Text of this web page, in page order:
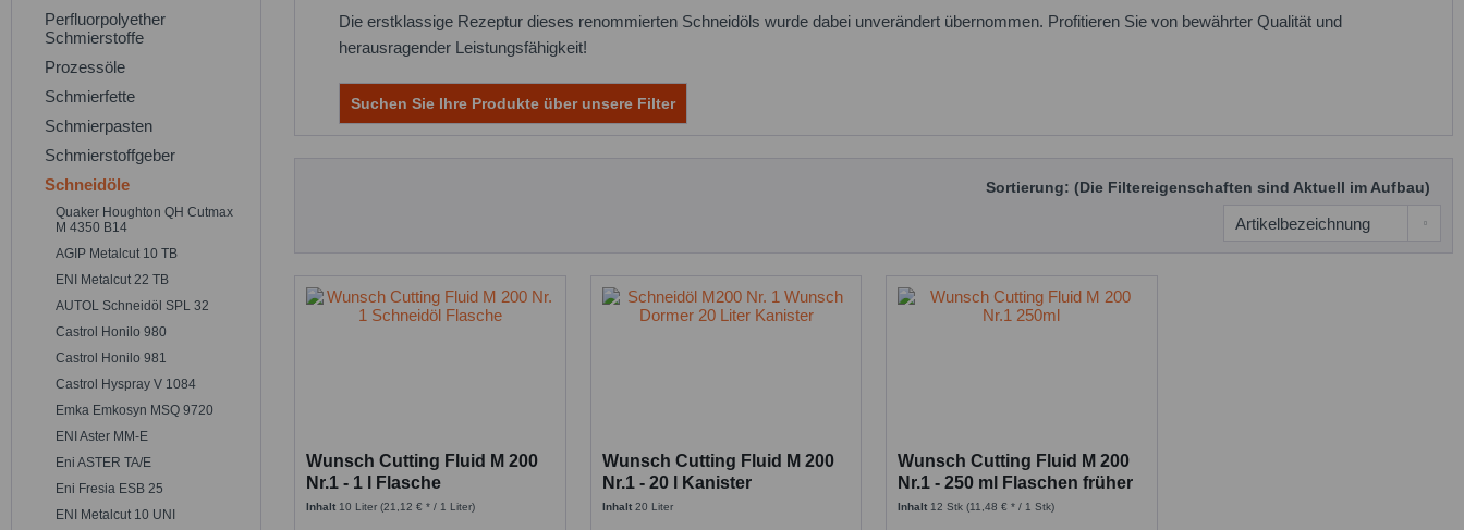
Perfluorpolyether
Schmierstoffe
Prozessöle
Schmierfette
Schmierpasten
Schmierstoffgeber
Schneidöle
Quaker Houghton QH Cutmax
M 4350 B14
AGIP Metalcut 10 TB
ENI Metalcut 22 TB
AUTOL Schneidöl SPL 32
Castrol Honilo 980
Castrol Honilo 981
Castrol Hyspray V 1084
Emka Emkosyn MSQ 9720
ENI Aster MM-E
Eni ASTER TA/E
Eni Fresia ESB 25
ENI Metalcut 10 UNI
Die erstklassige Rezeptur dieses renommierten Schneidöls wurde dabei unverändert übernommen. Profitieren Sie von bewährter Qualität und
herausragender Leistungsfähigkeit!
Suchen Sie Ihre Produkte über unsere Filter
Sortierung: (Die Filtereigenschaften sind Aktuell im Aufbau)
Wunsch Cutting Fluid M 200
Nr.1 - 1 l Flasche
Inhalt 10 Liter(21,12 € * / 1 Liter)
Wunsch Cutting Fluid M 200
Nr.1 - 20 l Kanister
Inhalt 20 Liter
Wunsch Cutting Fluid M 200
Nr.1 - 250 ml Flaschen früher
Dormer M 200 Nr.1
Inhalt 12 Stk(11,48 € * / 1 Stk)